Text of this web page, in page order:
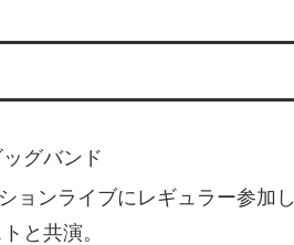
グバンド
ョンライブにレギュラー参加
と共演。